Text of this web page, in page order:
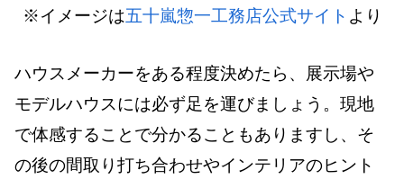
※イメージは五十嵐惣一工務店公式サイト より
ハウスメーカーをある程度決めたら、展示場や
モデルハウスには必ず足を運びましょう。現地
で体感することで分かることもありますし、そ
の後の間取り打ち合わせやインテリアのヒント